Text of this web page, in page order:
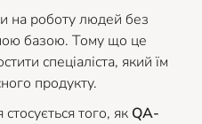
на роботу людей без
базою. Тому що це
спеціаліста, який їм
продукту.
того, як QA-